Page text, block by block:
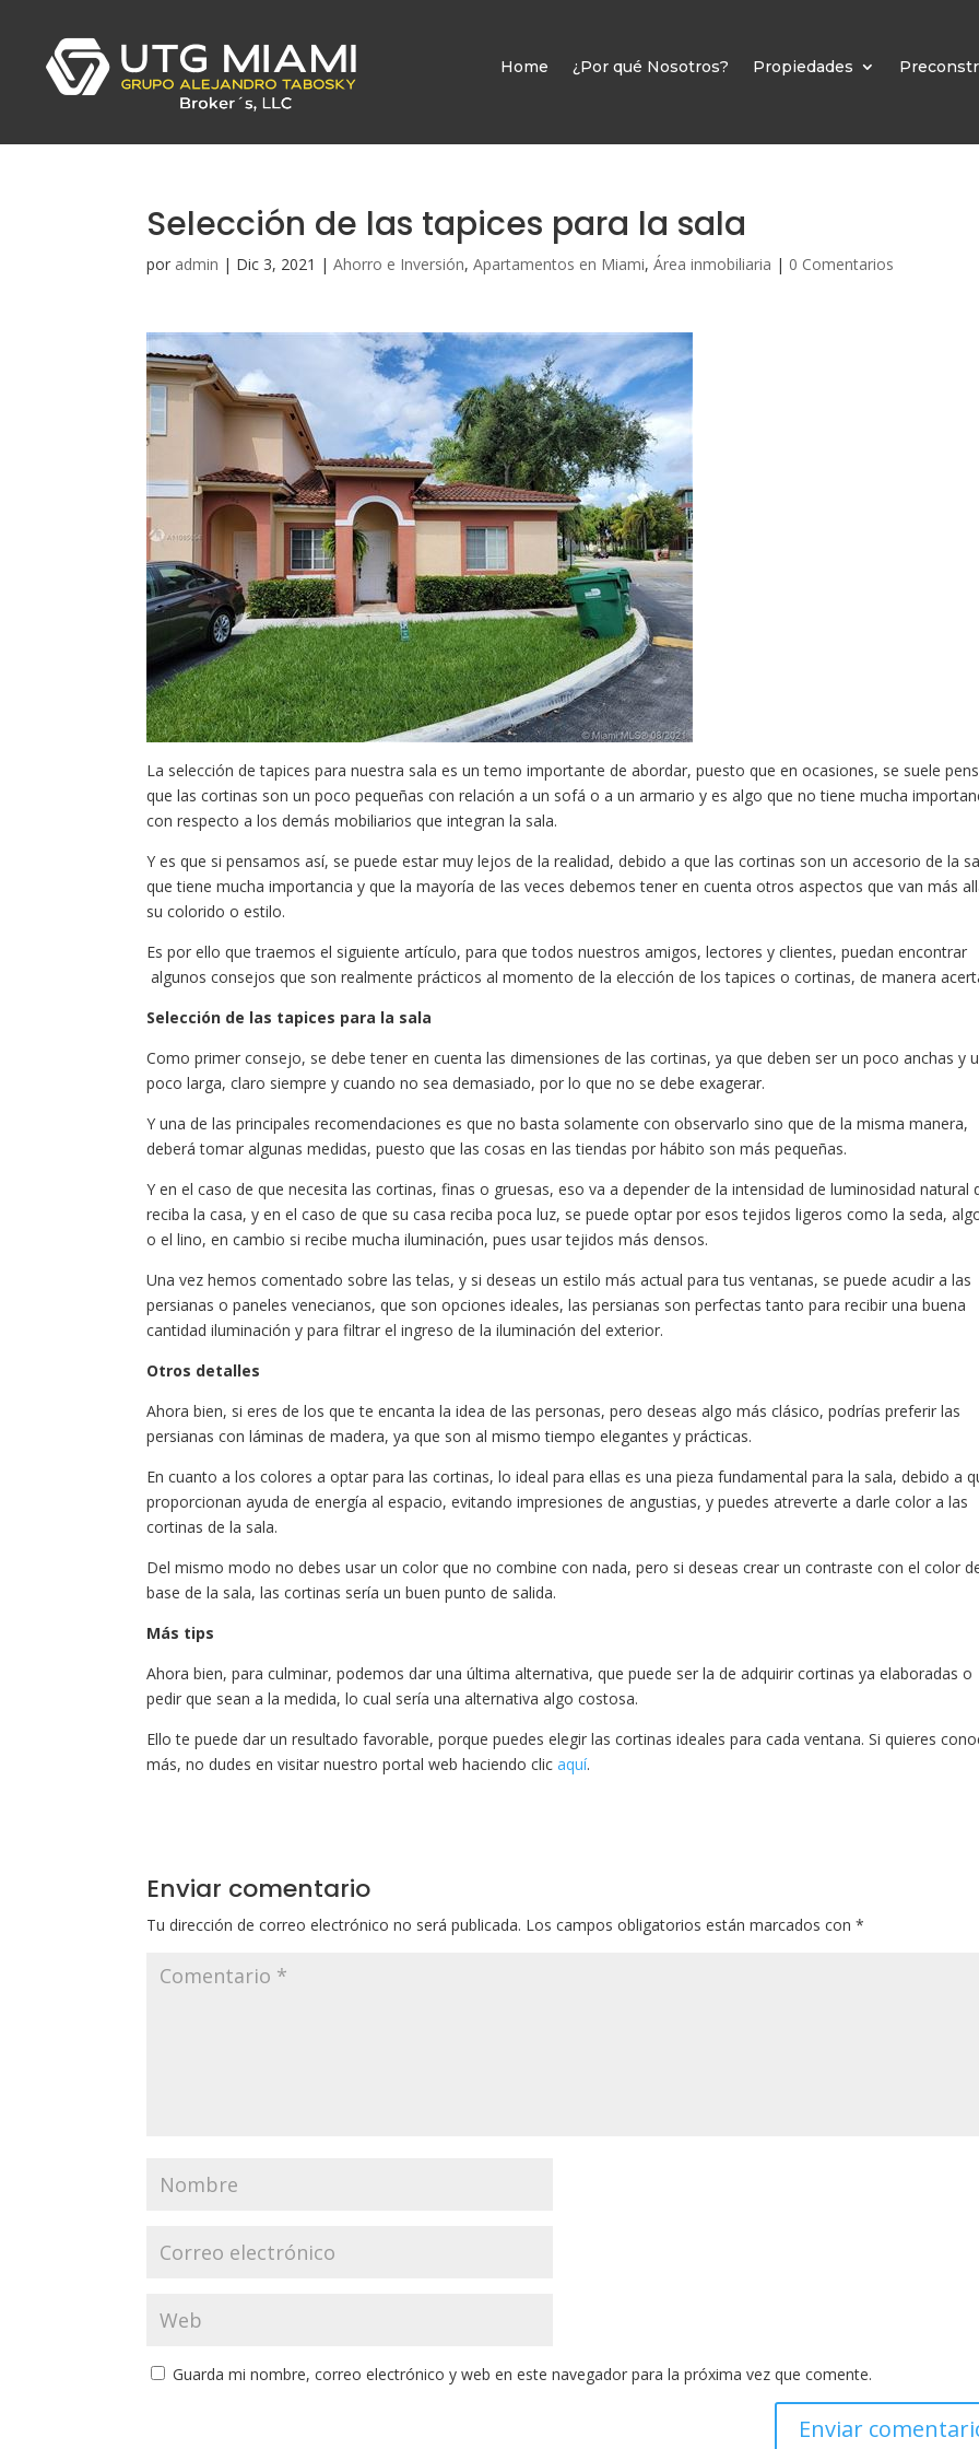
Home ¿Por qué Nosotros? Propiedades
Selección de las tapices para la sala
por admin | Dic 3, 2021 |Ahorro e Inversión,Apartamentos en Miami,Área inmobiliaria | 0 Comentarios
La selección de tapices para nuestra sala es un temo importante de abordar, puesto que en ocasiones, se suele
que las cortinas son un poco pequeñas con relación a un sofá o a un armario y es algo que no tiene mucha
con respecto a los demás mobiliarios que integran la sala.
Y es que si pensamos así, se puede estar muy lejos de la realidad, debido a que las cortinas son un accesorio de la
que tiene mucha importancia y que la mayoría de las veces debemos tener en cuenta otros aspectos que van más
su colorido o estilo.
Es por ello que traemos el siguiente artículo, para que todos nuestros amigos, lectores y clientes, puedan encontrar
algunos consejos que son realmente prácticos al momento de la elección de los tapices o cortinas, de manera
Selección de las tapices para la sala
Como primer consejo, se debe tener en cuenta las dimensiones de las cortinas, ya que deben ser un poco anchas y
poco larga, claro siempre y cuando no sea demasiado, por lo que no se debe exagerar.
Y una de las principales recomendaciones es que no basta solamente con observarlo sino que de la misma manera,
deberá tomar algunas medidas, puesto que las cosas en las tiendas por hábito son más pequeñas.
Y en el caso de que necesita las cortinas, finas o gruesas, eso va a depender de la intensidad de luminosidad natural
reciba la casa, y en el caso de que su casa reciba poca luz, se puede optar por esos tejidos ligeros como la seda,
o el lino, en cambio si recibe mucha iluminación, pues usar tejidos más densos.
Una vez hemos comentado sobre las telas, y si deseas un estilo más actual para tus ventanas, se puede acudir a las
persianas o paneles venecianos, que son opciones ideales, las persianas son perfectas tanto para recibir una buena
cantidad iluminación y para filtrar el ingreso de la iluminación del exterior.
Otros detalles
Ahora bien, si eres de los que te encanta la idea de las personas, pero deseas algo más clásico, podrías preferir las
persianas con láminas de madera, ya que son al mismo tiempo elegantes y prácticas.
En cuanto a los colores a optar para las cortinas, lo ideal para ellas es una pieza fundamental para la sala, debido a
proporcionan ayuda de energía al espacio, evitando impresiones de angustias, y puedes atreverte a darle color a las
cortinas de la sala.
Del mismo modo no debes usar un color que no combine con nada, pero si deseas crear un contraste con el color
base de la sala, las cortinas sería un buen punto de salida.
Más tips
Ahora bien, para culminar, podemos dar una última alternativa, que puede ser la de adquirir cortinas ya elaboradas o
pedir que sean a la medida, lo cual sería una alternativa algo costosa.
Ello te puede dar un resultado favorable, porque puedes elegir las cortinas ideales para cada ventana. Si quieres
más, no dudes en visitar nuestro portal web haciendo clicaquí.
Enviar comentario
Tu dirección de correo electrónico no será publicada. Los campos obligatorios están marcados con*
Guarda mi nombre, correo electrónico y web en este navegador para la próxima vez que comente.